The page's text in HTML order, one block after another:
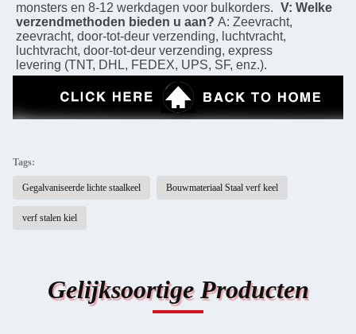
monsters en 8-12 werkdagen voor bulkorders. V: Welke
verzendmethoden bieden u aan? A: Zeevracht,
zeevracht, door-tot-deur verzending, luchtvracht,
luchtvracht, door-tot-deur verzending, express
levering (TNT, DHL, FEDEX, UPS, SF, enz.).
Tags:
Gegalvaniseerde lichte staalkeel Bouwmateriaal Staal verf keel
verf stalen kiel
Gelijksoortige Producten